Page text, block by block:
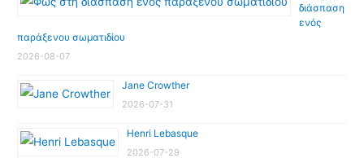
διάσπαση
ενός
παράξενου σωματιδίου
2026-08-07
Jane Crowther
2026-07-31
Henri Lebasque
2026-07-29